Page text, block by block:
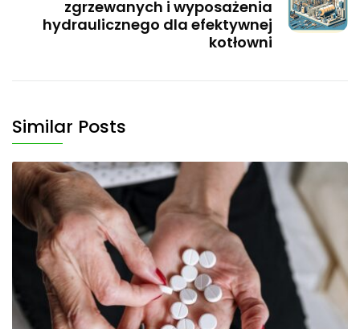
zgrzewanych i wyposażenia
hydraulicznego dla efektywnej
kotłowni
Similar Posts